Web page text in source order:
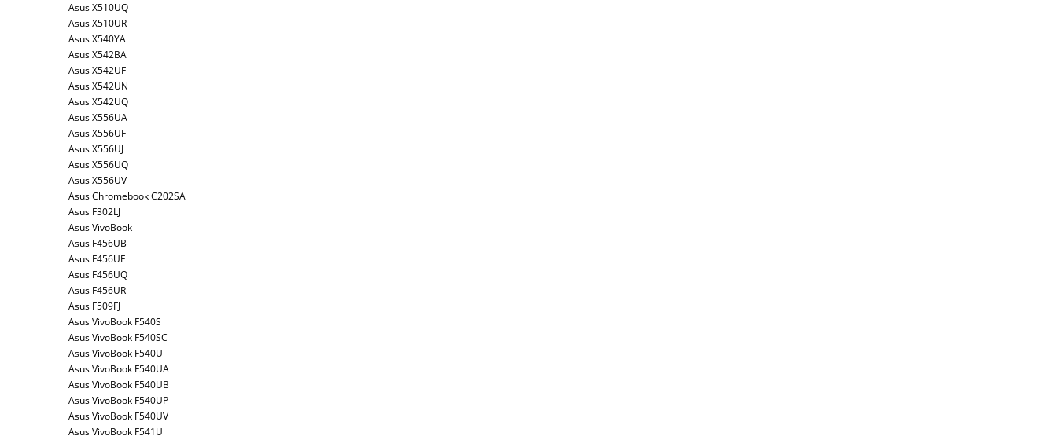
Asus X510UQ
Asus X510UR
Asus X540YA
Asus X542BA
Asus X542UF
Asus X542UN
Asus X542UQ
Asus X556UA
Asus X556UF
Asus X556UJ
Asus X556UQ
Asus X556UV
Asus Chromebook C202SA
Asus F302LJ
Asus VivoBook
Asus F456UB
Asus F456UF
Asus F456UQ
Asus F456UR
Asus F509FJ
Asus VivoBook F540S
Asus VivoBook F540SC
Asus VivoBook F540U
Asus VivoBook F540UA
Asus VivoBook F540UB
Asus VivoBook F540UP
Asus VivoBook F540UV
Asus VivoBook F541U